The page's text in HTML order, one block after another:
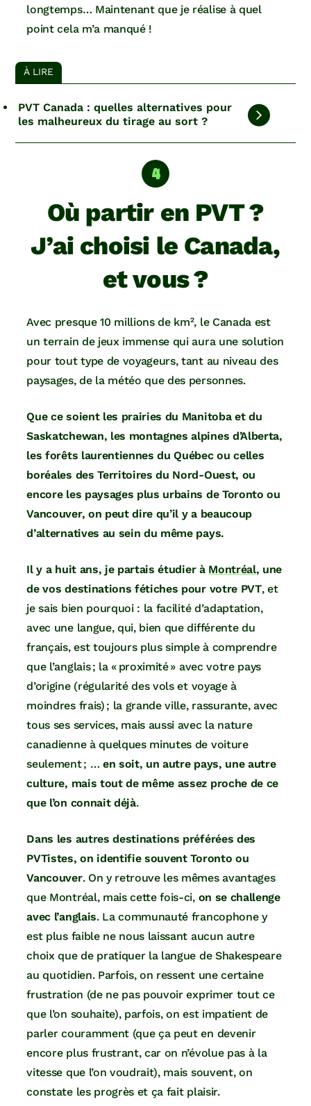
longtemps… Maintenant que je réalise à quel
point cela m’a manqué !
À LIRE
PVT Canada : quelles alternatives pour
les malheureux du tirage au sort ?
Où partir en PVT ?
J’ai choisi le Canada,
et vous ?
Avec presque 10 millions de km², le Canada est
un terrain de jeux immense qui aura une solution
pour tout type de voyageurs, tant au niveau des
paysages, de la météo que des personnes.
Que ce soient les prairies du Manitoba et du
Saskatchewan, les montagnes alpines d’Alberta,
les forêts laurentiennes du Québec ou celles
boréales des Territoires du Nord-Ouest, ou
encore les paysages plus urbains de Toronto ou
Vancouver, on peut dire qu’il y a beaucoup
d’alternatives au sein du même pays.
Il y a huit ans, je partais étudier à Montréal, une
de vos destinations fétiches pour votre PVT, et
je sais bien pourquoi : la facilité d’adaptation,
avec une langue, qui, bien que différente du
français, est toujours plus simple à comprendre
que l’anglais ; la « proximité » avec votre pays
d’origine (régularité des vols et voyage à
moindres frais) ; la grande ville, rassurante, avec
tous ses services, mais aussi avec la nature
canadienne à quelques minutes de voiture
seulement ; … en soit, un autre pays, une autre
culture, mais tout de même assez proche de ce
que l’on connait déjà.
Dans les autres destinations préférées des
PVTistes, on identifie souvent Toronto ou
Vancouver. On y retrouve les mêmes avantages
que Montréal, mais cette fois-ci, on se challenge
avec l’anglais. La communauté francophone y
est plus faible ne nous laissant aucun autre
choix que de pratiquer la langue de Shakespeare
au quotidien. Parfois, on ressent une certaine
frustration (de ne pas pouvoir exprimer tout ce
que l’on souhaite), parfois, on est impatient de
parler couramment (que ça peut en devenir
encore plus frustrant, car on n’évolue pas à la
vitesse que l’on voudrait), mais souvent, on
constate les progrès et ça fait plaisir.